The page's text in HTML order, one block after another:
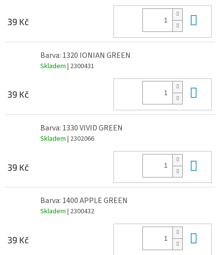
39 Kč
Barva: 1320 IONIAN GREEN
Skladem | 2300431
39 Kč
Barva: 1330 VIVID GREEN
Skladem | 2302066
39 Kč
Barva: 1400 APPLE GREEN
Skladem | 2300432
39 Kč